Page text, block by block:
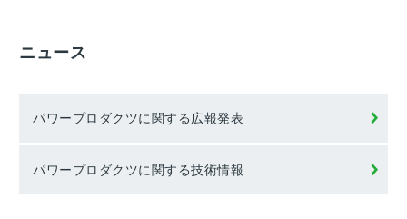
ニュース
パワープロダクツに関する広報発表
パワープロダクツに関する技術情報